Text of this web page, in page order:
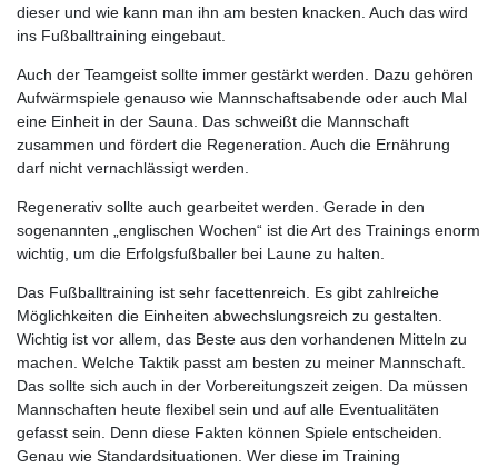
dieser und wie kann man ihn am besten knacken. Auch das wird
ins Fußballtraining eingebaut.
Auch der Teamgeist sollte immer gestärkt werden. Dazu gehören
Aufwärmspiele genauso wie Mannschaftsabende oder auch Mal
eine Einheit in der Sauna. Das schweißt die Mannschaft
zusammen und fördert die Regeneration. Auch die Ernährung
darf nicht vernachlässigt werden.
Regenerativ sollte auch gearbeitet werden. Gerade in den
sogenannten „englischen Wochen“ ist die Art des Trainings enorm
wichtig, um die Erfolgsfußballer bei Laune zu halten.
Das Fußballtraining ist sehr facettenreich. Es gibt zahlreiche
Möglichkeiten die Einheiten abwechslungsreich zu gestalten.
Wichtig ist vor allem, das Beste aus den vorhandenen Mitteln zu
machen. Welche Taktik passt am besten zu meiner Mannschaft.
Das sollte sich auch in der Vorbereitungszeit zeigen. Da müssen
Mannschaften heute flexibel sein und auf alle Eventualitäten
gefasst sein. Denn diese Fakten können Spiele entscheiden.
Genau wie Standardsituationen. Wer diese im Training